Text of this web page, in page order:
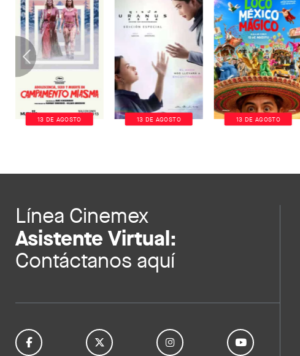
13 DE AGOSTO 13 DE AGOSTO 13 DE AGOSTO
Línea Cinemex
Asistente Virtual:
Contáctanos aquí